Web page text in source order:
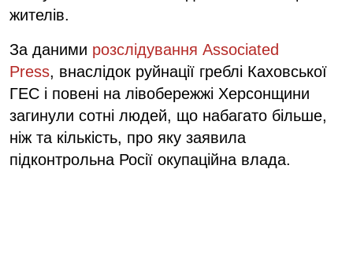
жителів.
За даними розслідування Associated
Press, внаслідок руйнації греблі Каховської
ГЕС і повені на лівобережжі Херсонщини
загинули сотні людей, що набагато більше,
ніж та кількість, про яку заявила
підконтрольна Росії окупаційна влада.